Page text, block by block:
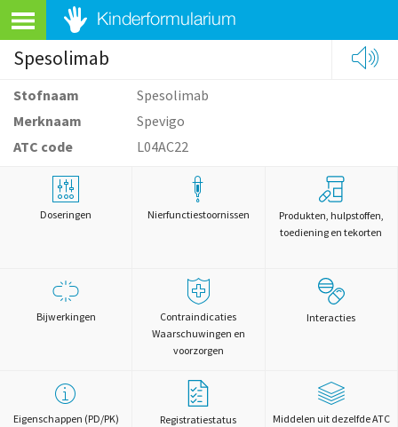
Spesolimab
Stofnaam
Spesolimab
Merknaam
Spevigo
ATC code
L04AC22
Doseringen Nierfunctiestoornissen
Produkten, hulpstoffen,
toediening en tekorten
Bijwerkingen
Contraindicaties
Waarschuwingen en
voorzorgen
Interacties
Eigenschappen (PD/PK) Registratiestatus
Middelen uit dezelfde ATC